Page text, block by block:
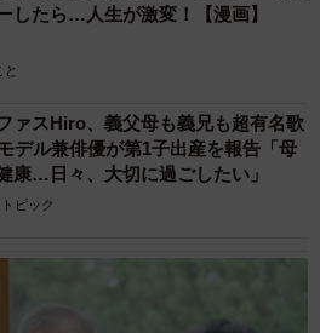
したら…人生が激変！【漫画】
と
ァスHiro、義父母も義兄も超有名歌
デル兼俳優が第1子出産を報告「母
康…日々、大切に過ごしたい」
ピック